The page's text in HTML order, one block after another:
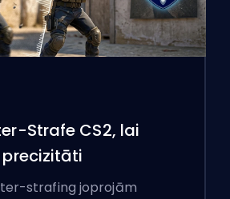
Strafe CS2, lai
strafing joprojām